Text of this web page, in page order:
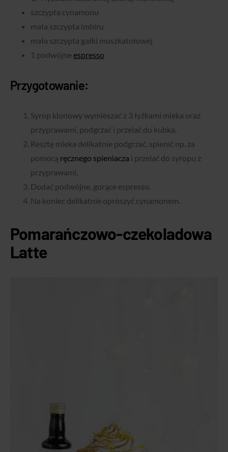
szczypta cynamonu
mała szczypta imbiru
mała szczypta gałki muszkatołowej
1 podwójne espresso
Przygotowanie:
Syrop klonowy wymieszać z 3 łyżkami mleka oraz
przyprawami, podgrzać i przelać do kubka.
Resztę mleka delikatnie podgrzać, spienić np. za
pomocą ręcznego spieniacza i przelać do syropu z
przyprawami.
Dodać podwójne, gorące espresso.
Na koniec delikatnie oprószyć cynamonem.
Pomarańczowo-czekoladowa
Latte